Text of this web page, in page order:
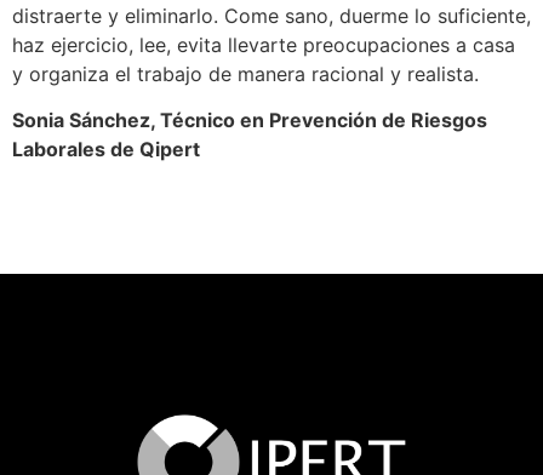
distraerte y eliminarlo. Come sano, duerme lo suficiente,
haz ejercicio, lee, evita llevarte preocupaciones a casa
y organiza el trabajo de manera racional y realista.
Sonia Sánchez, Técnico en Prevención de Riesgos
Laborales de Qipert